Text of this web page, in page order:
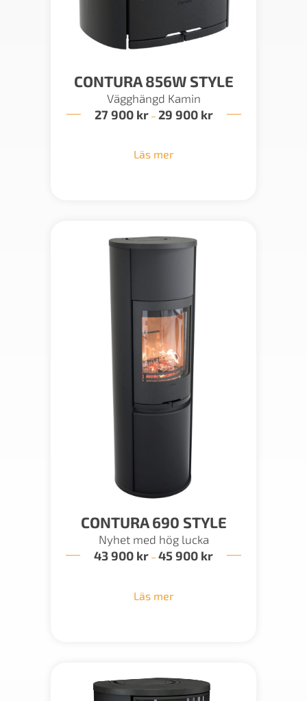
CONTURA 856W STYLE
Vägghängd Kamin
27 900 kr – 29 900 krPrisintervall:
Läs mer
CONTURA 690 STYLE
Nyhet med hög lucka
43 900 kr – 45 900 krPrisintervall:
Läs mer